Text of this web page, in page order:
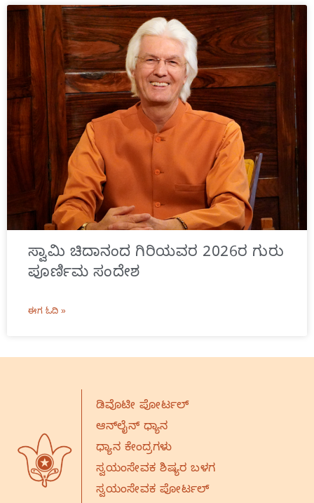
ಸ್ವಾಮಿ ಚಿದಾನಂದ ಗಿರಿಯವರ 2026ರ ಗುರು
ಪೂರ್ಣಿಮ ಸಂದೇಶ
ಈಗ ಓದಿ »
ಡಿವೊಟೀ ಪೋರ್ಟಲ್
ಆನ್‌ಲೈನ್‌ ಧ್ಯಾನ
ಧ್ಯಾನ ಕೇಂದ್ರಗಳು
ಸ್ವಯಂಸೇವಕ ಶಿಷ್ಯರ ಬಳಗ
ಸ್ವಯಂಸೇವಕ ಪೋರ್ಟಲ್